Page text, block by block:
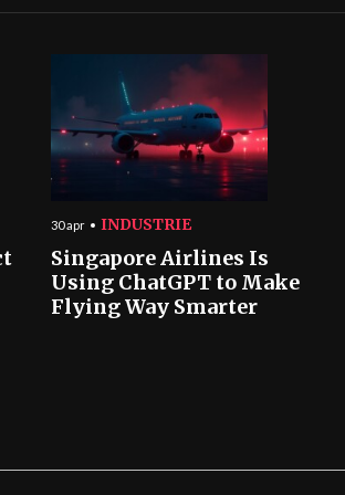
30 apr INDUSTRIE
Singapore Airlines Is
Using ChatGPT to Make
Flying Way Smarter